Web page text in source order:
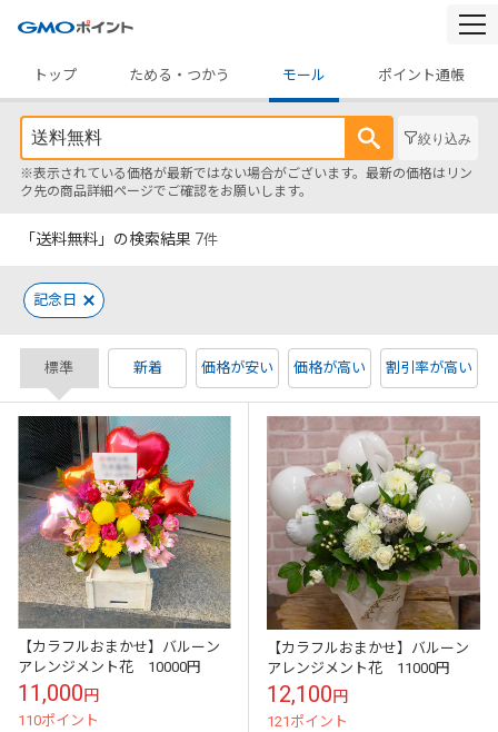
トップ
ためる・つかう モール ポイント通帳
絞り込み
※表示されている価格が最新ではない場合がございます。最新の価格はリン
ク先の商品詳細ページでご確認をお願いします。
「送料無料」の検索結果 7件
記念日
標準 新着 価格が安い 価格が高い 割引率が高い
【カラフルおまかせ】バルーン
アレンジメント花 10000円
11,000円
110ポイント
【カラフルおまかせ】バルーン
アレンジメント花 11000円
12,100円
121ポイント